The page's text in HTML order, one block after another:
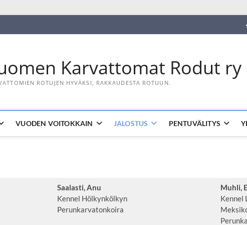
Karvattomat Rodut ry
ROTUJEN HYVÄKSI, RAKKAUDESTA ROTUUN.
VUODEN VOITOKKAIN JALOSTUS PENTUVÄLITYS
Saalasti, Anu
Kennel Hölkynkölkyn
Perunkarvatonkoira
Muhli,
Kennel